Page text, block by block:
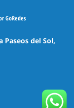
GoRedes
Paseos del Sol,